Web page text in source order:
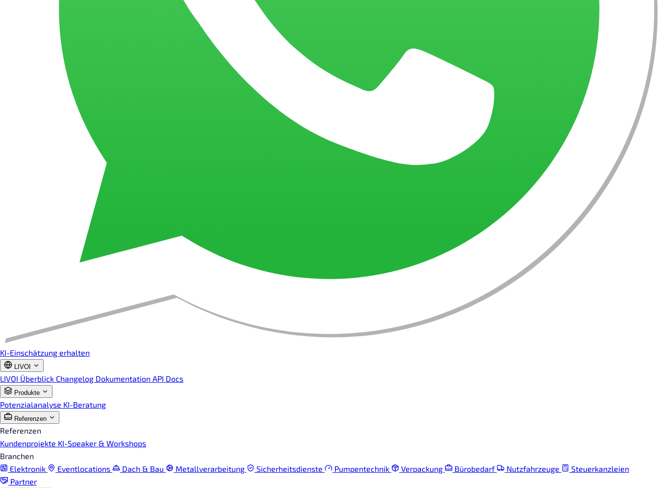
KI-Einschätzung erhalten
LIVOI
LIVOI Überblick Changelog Dokumentation API Docs
Produkte
Potenzialanalyse KI-Beratung
Referenzen
Referenzen
Kundenprojekte KI-Speaker & Workshops
Branchen
Elektronik
Eventlocations Dach & Bau Metallverarbeitung Sicherheitsdienste Pumpentechnik Verpackung Bürobedarf Nutzfahrzeuge
Steuerkanzleien
Partner